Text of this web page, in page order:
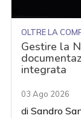
OLTRE LA
Gestire la
integrata
03 Ago 2026
diSandro